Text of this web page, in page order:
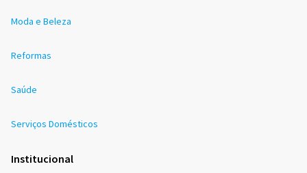
Moda e Beleza
Reformas
Saúde
Serviços Domésticos
Institucional